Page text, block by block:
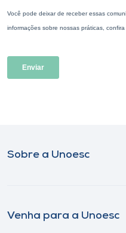
Sobre a Unoesc
Venha para a Unoesc